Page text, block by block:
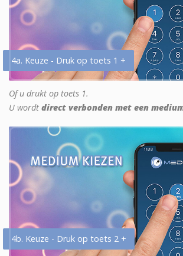
4a. Keuze - Druk op toets 1 +
Of u drukt op toets 1.
U wordt direct verbonden met een
4b. Keuze - Druk op toets 2 +